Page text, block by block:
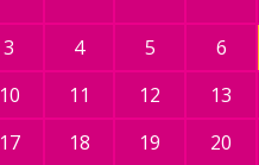
3 4 5 6
10 11 12 13
17 18 19 20